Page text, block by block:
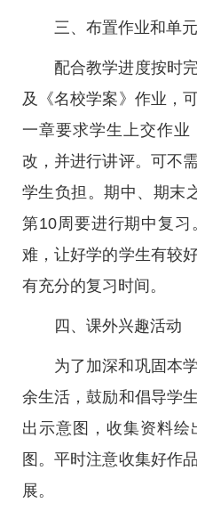
三、布置作业和单
配合教学进度按时
及《名校学案》作业，
一章要求学生上交作业
改，并进行讲评。可不
学生负担。期中、期末
第10周要进行期中复
难，让好学的学生有较
有充分的复习时间。
四、课外兴趣活动
为了加深和巩固本
余生活，鼓励和倡导学
出示意图，收集资料
图。平时注意收集好作
展。